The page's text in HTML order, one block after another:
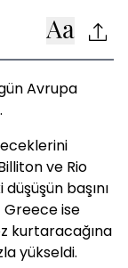
Avrupa
ve Rio
başını
Greece ise
kurtaracağına
yükseldi.